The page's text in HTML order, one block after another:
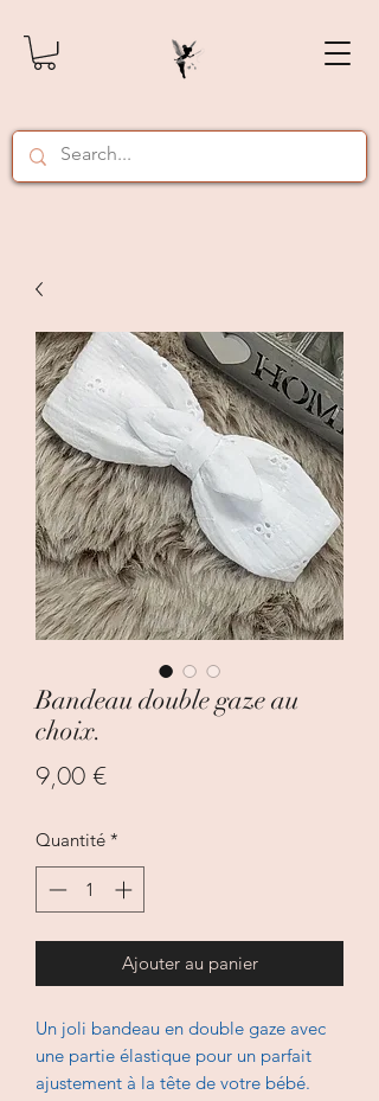
Bandeau double gaze au
choix.
9,00 €Prix
Quantité *
Ajouter au panier
Un joli bandeau en double gaze avec
une partie élastique pour un parfait
ajustement à la tête de votre bébé.